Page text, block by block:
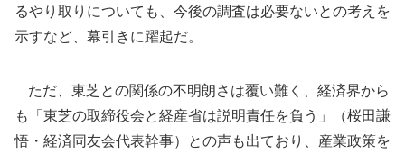
るやり取りについても、今後の調査は必要ないとの考えを
示すなど、幕引きに躍起だ。
ただ、東芝との関係の不明朗さは覆い難く、経済界から
も「東芝の取締役会と経産省は説明責任を負う」（桜田謙
悟・経済同友会代表幹事）との声も出ており、産業政策を